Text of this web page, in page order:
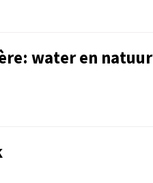
water en natuur